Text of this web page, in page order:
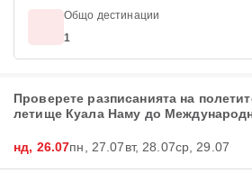
Общо дестинации
1
Проверете разписанията на
летище Куала Наму до
нд, 26.07пн, 27.07вт, 28.07ср, 29.07